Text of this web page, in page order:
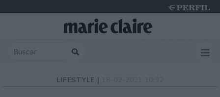
LIFESTYLE |